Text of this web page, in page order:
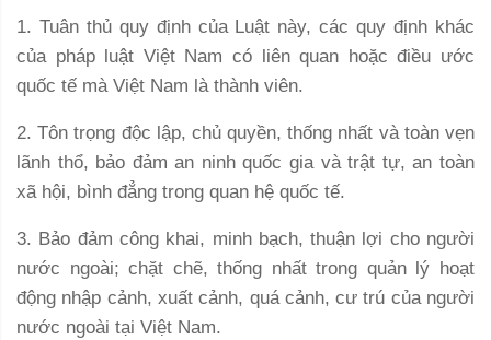
1. Tuân thủ quy định của Luật này, các quy định khác
của pháp luật Việt Nam có liên quan hoặc điều ước
quốc tế mà Việt Nam là thành viên.
2. Tôn trọng độc lập, chủ quyền, thống nhất và toàn vẹn
lãnh thổ, bảo đảm an ninh quốc gia và trật tự, an toàn
xã hội, bình đẳng trong quan hệ quốc tế.
3. Bảo đảm công khai, minh bạch, thuận lợi cho người
nước ngoài; chặt chẽ, thống nhất trong quản lý hoạt
động nhập cảnh, xuất cảnh, quá cảnh, cư trú của người
nước ngoài tại Việt Nam.